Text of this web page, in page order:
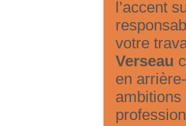
l’accent
votre
Verseau
en
ambitions